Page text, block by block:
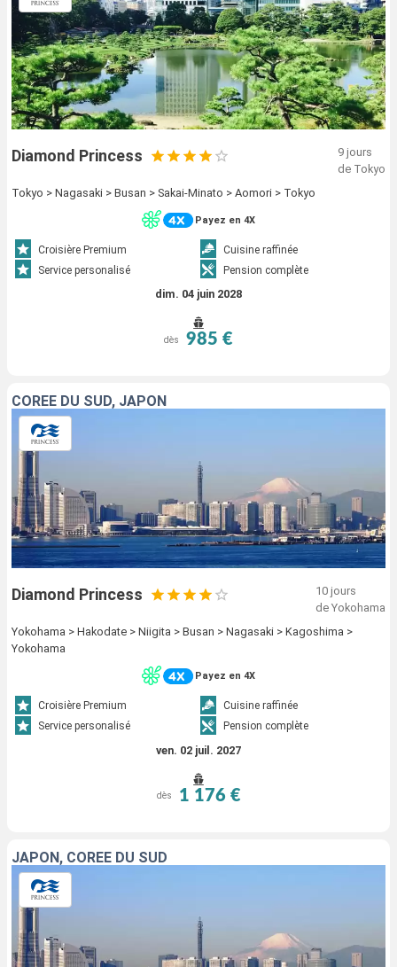
Diamond Princess
9 jours
de Tokyo
Tokyo > Nagasaki > Busan > Sakai-Minato > Aomori > Tokyo
Payez en 4X
Croisière Premium
Cuisine raffinée
Service personalisé
Pension complète
dim. 04 juin 2028
dès 985 €
CORÉE DU SUD, JAPON
Diamond Princess
10 jours
de Yokohama
Yokohama > Hakodate > Niigita > Busan > Nagasaki > Kagoshima >
Yokohama
Payez en 4X
Croisière Premium
Cuisine raffinée
Service personalisé
Pension complète
ven. 02 juil. 2027
dès 1 176 €
JAPON, CORÉE DU SUD